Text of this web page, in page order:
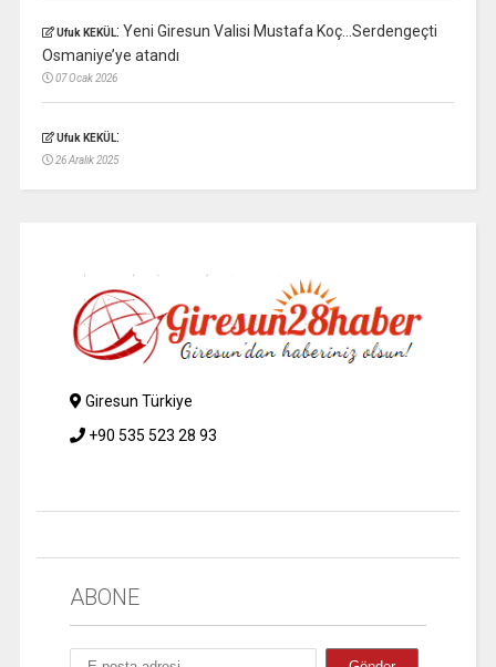
Ufuk KEKÜL: Yeni Giresun Valisi Mustafa Koç…Serdengeçti
Osmaniye’ye atandı
07 Ocak 2026
Ufuk KEKÜL:
26 Aralık 2025
Giresun Türkiye
+90 535 523 28 93
ABONE